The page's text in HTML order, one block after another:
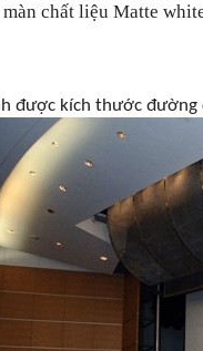
chất liệu Matte
được kích thước đường